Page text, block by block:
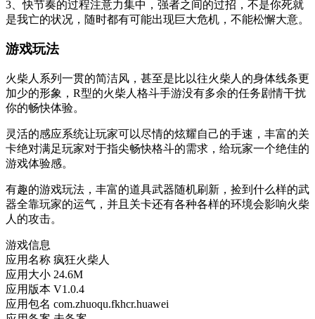
3、快节奏的过程注意力集中，强者之间的过招，不是你死就
是我亡的状况，随时都有可能出现巨大危机，不能松懈大意。
游戏玩法
火柴人系列一贯的简洁风，甚至是比以往火柴人的身体线条更
加少的形象，R型的火柴人格斗手游没有多余的任务剧情干扰
你的畅快体验。
灵活的感应系统让玩家可以尽情的炫耀自己的手速，丰富的关
卡绝对满足玩家对于指尖畅快格斗的需求，给玩家一个绝佳的
游戏体验感。
有趣的游戏玩法，丰富的道具武器随机刷新，捡到什么样的武
器全靠玩家的运气，并且关卡还有各种各样的环境会影响火柴
人的攻击。
游戏信息
应用名称 疯狂火柴人
应用大小 24.6M
应用版本 V1.0.4
应用包名 com.zhuoqu.fkhcr.huawei